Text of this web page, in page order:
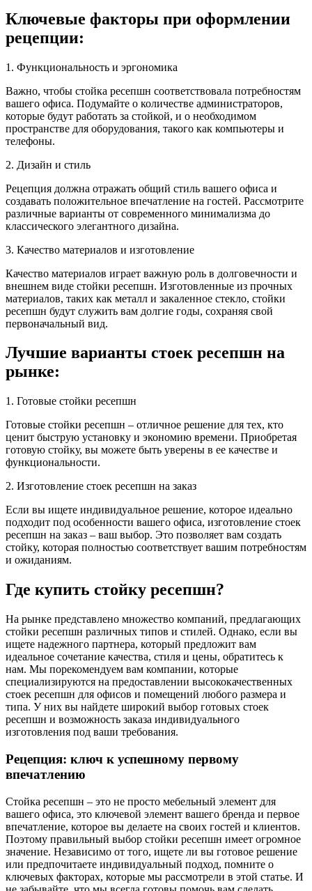
Ключевые факторы при оформлении
рецепции:
1. Функциональность и эргономика
Важно, чтобы стойка ресепшн соответствовала потребностям
вашего офиса. Подумайте о количестве администраторов,
которые будут работать за стойкой, и о необходимом
пространстве для оборудования, такого как компьютеры и
телефоны.
2. Дизайн и стиль
Рецепция должна отражать общий стиль вашего офиса и
создавать положительное впечатление на гостей. Рассмотрите
различные варианты от современного минимализма до
классического элегантного дизайна.
3. Качество материалов и изготовление
Качество материалов играет важную роль в долговечности и
внешнем виде стойки ресепшн. Изготовленные из прочных
материалов, таких как металл и закаленное стекло, стойки
ресепшн будут служить вам долгие годы, сохраняя свой
первоначальный вид.
Лучшие варианты стоек ресепшн на
рынке:
1. Готовые стойки ресепшн
Готовые стойки ресепшн – отличное решение для тех, кто
ценит быструю установку и экономию времени. Приобретая
готовую стойку, вы можете быть уверены в ее качестве и
функциональности.
2. Изготовление стоек ресепшн на заказ
Если вы ищете индивидуальное решение, которое идеально
подходит под особенности вашего офиса, изготовление стоек
ресепшн на заказ – ваш выбор. Это позволяет вам создать
стойку, которая полностью соответствует вашим потребностям
и ожиданиям.
Где купить стойку ресепшн?
На рынке представлено множество компаний, предлагающих
стойки ресепшн различных типов и стилей. Однако, если вы
ищете надежного партнера, который предложит вам
идеальное сочетание качества, стиля и цены, обратитесь к
нам. Мы порекомендуем вам компании, которые
специализируются на предоставлении высококачественных
стоек ресепшн для офисов и помещений любого размера и
типа. У них вы найдете широкий выбор готовых стоек
ресепшн и возможность заказа индивидуального
изготовления под ваши требования.
Рецепция: ключ к успешному первому
впечатлению
Стойка ресепшн – это не просто мебельный элемент для
вашего офиса, это ключевой элемент вашего бренда и первое
впечатление, которое вы делаете на своих гостей и клиентов.
Поэтому правильный выбор стойки ресепшн имеет огромное
значение. Независимо от того, ищете ли вы готовое решение
или предпочитаете индивидуальный подход, помните о
ключевых факторах, которые мы рассмотрели в этой статье. И